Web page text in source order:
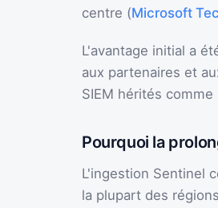
centre (Microsoft
L'avantage initial a
aux partenaires et
SIEM hérités
Pourquoi la
L'ingestion Sentinel
la plupart des